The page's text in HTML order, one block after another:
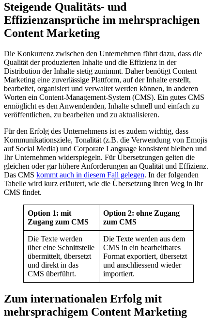
Steigende Qualitäts- und
Effizienzansprüche im mehrsprachigen
Content Marketing
Die Konkurrenz zwischen den Unternehmen führt dazu, dass die
Qualität der produzierten Inhalte und die Effizienz in der
Distribution der Inhalte stetig zunimmt. Daher benötigt Content
Marketing eine zuverlässige Plattform, auf der Inhalte erstellt,
bearbeitet, organisiert und verwaltet werden können, in anderen
Worten ein Content-Management-System (CMS). Ein gutes CMS
ermöglicht es den Anwendenden, Inhalte schnell und einfach zu
veröffentlichen, zu bearbeiten und zu aktualisieren.
Für den Erfolg des Unternehmens ist es zudem wichtig, dass
Kommunikationsziele, Tonalität (z.B. die Verwendung von Emojis
auf Social Media) und Corporate Language konsistent bleiben und
Ihr Unternehmen widerspiegeln. Für Übersetzungen gelten die
gleichen oder gar höhere Anforderungen an Qualität und Effizienz.
Das CMS kommt auch in diesem Fall gelegen. In der folgenden
Tabelle wird kurz erläutert, wie die Übersetzung ihren Weg in Ihr
CMS findet.
Option 1: mit
Zugang zum CMS
Option 2: ohne Zugang
zum CMS
Die Texte werden
über eine Schnittstelle
übermittelt, übersetzt
und direkt in das
CMS überführt.
Die Texte werden aus dem
CMS in ein bearbeitbares
Format exportiert, übersetzt
und anschliessend wieder
importiert.
Zum internationalen Erfolg mit
mehrsprachigem Content Marketing